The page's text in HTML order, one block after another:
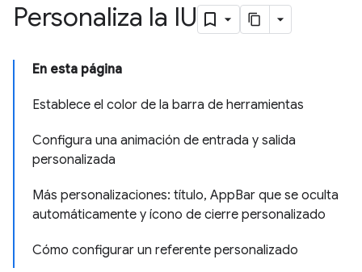
Personaliza la IU
En esta página
Establece el color de la barra de herramientas
Configura una animación de entrada y salida
personalizada
Más personalizaciones: título, AppBar que se oculta
automáticamente y ícono de cierre personalizado
Cómo configurar un referente personalizado